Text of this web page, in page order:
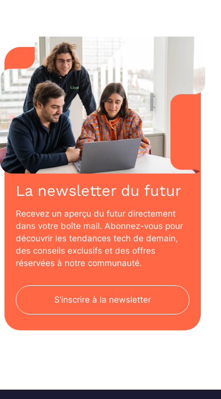
La newsletter du futur
Recevez un aperçu du futur directement
dans votre boîte mail. Abonnez-vous pour
découvrir les tendances tech de demain,
des conseils exclusifs et des offres
réservées à notre communauté.
S’inscrire à la newsletter